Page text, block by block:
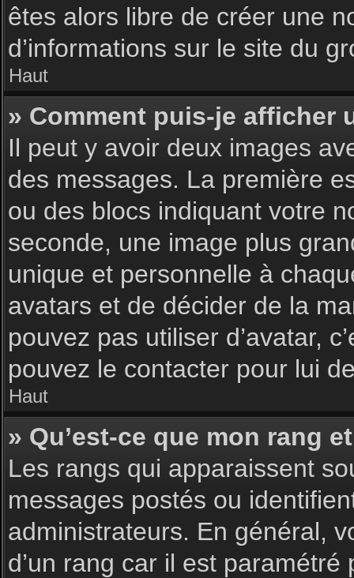
êtes alors libre de créer une
d’informations sur le site du
Haut
» Comment puis-je afficher
Il peut y avoir deux images
des messages. La première
ou des blocs indiquant votre
seconde, une image plus
unique et personnelle à
avatars et de décider de la
pouvez pas utiliser d’avatar,
pouvez le contacter pour lui
Haut
» Qu’est-ce que mon rang
Les rangs qui apparaissent
messages postés ou
administrateurs. En général,
d’un rang car il est